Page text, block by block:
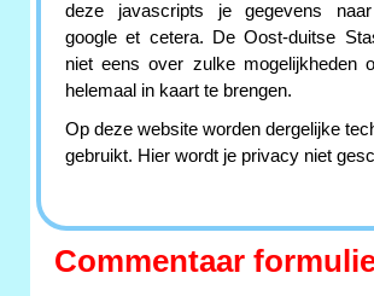
deze javascripts je gegevens
google et cetera. De Oost-duitse
niet eens over zulke mogelijkheden
helemaal in kaart te brengen.
Op deze website worden dergelijke
gebruikt. Hier wordt je privacy niet
Commentaar